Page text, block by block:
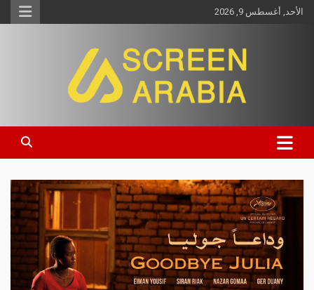
الأحد, أغسطس 9, 2026
Screen Arabia